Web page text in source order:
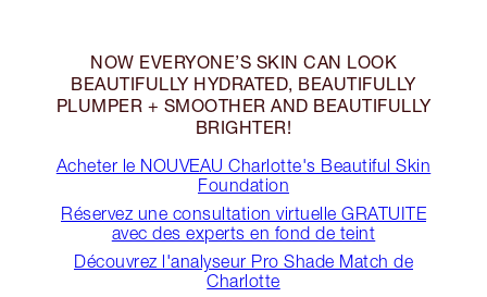
NOW EVERYONE’S SKIN CAN LOOK
BEAUTIFULLY HYDRATED, BEAUTIFULLY
PLUMPER + SMOOTHER AND BEAUTIFULLY
BRIGHTER!
Acheter le NOUVEAU Charlotte's Beautiful Skin
Foundation
Réservez une consultation virtuelle GRATUITE
avec des experts en fond de teint
Découvrez l'analyseur Pro Shade Match de
Charlotte